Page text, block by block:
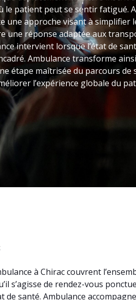
le patient peut se sentir fatigué.
une approche visant à simplifier
une réponse adaptée aux
intervient lorsque l’état de
Ambulance transforme
étape maîtrisée du parcours de
l’expérience globale du
à Chirac couvrent
s’agisse de rendez-vous
de santé. Ambulance